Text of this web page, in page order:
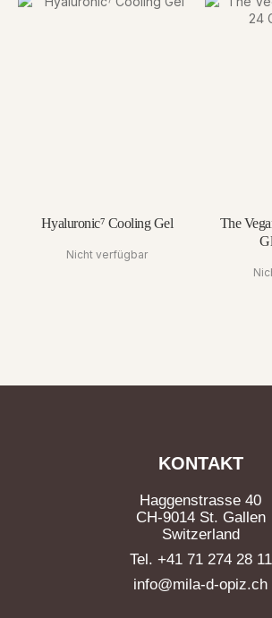
Hyaluronic⁷ Cooling Gel
Nicht verfügbar
The
KONTAKT
Haggenstrasse 40
CH-9014 St. Gallen
Switzerland
Tel. +41 71 274 28 11
info@mila-d-opiz.ch